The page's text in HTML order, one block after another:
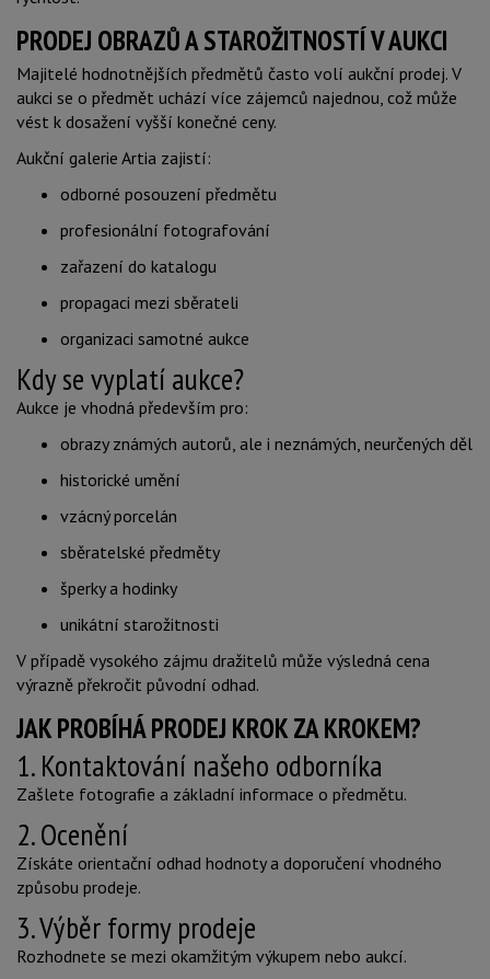
PRODEJ OBRAZŮ A STAROŽITNOSTÍ V AUKCI
Majitelé hodnotnějších předmětů často volí aukční prodej. V
aukci se o předmět uchází více zájemců najednou, což může
vést k dosažení vyšší konečné ceny.
Aukční galerie Artia zajistí:
odborné posouzení předmětu
profesionální fotografování
zařazení do katalogu
propagaci mezi sběrateli
organizaci samotné aukce
Kdy se vyplatí aukce?
Aukce je vhodná především pro:
obrazy známých autorů, ale i neznámých, neurčených děl
historické umění
vzácný porcelán
sběratelské předměty
šperky a hodinky
unikátní starožitnosti
V případě vysokého zájmu dražitelů může výsledná cena
výrazně překročit původní odhad.
JAK PROBÍHÁ PRODEJ KROK ZA KROKEM?
1. Kontaktování našeho odborníka
Zašlete fotografie a základní informace o předmětu.
2. Ocenění
Získáte orientační odhad hodnoty a doporučení vhodného
způsobu prodeje.
3. Výběr formy prodeje
Rozhodnete se mezi okamžitým výkupem nebo aukcí.